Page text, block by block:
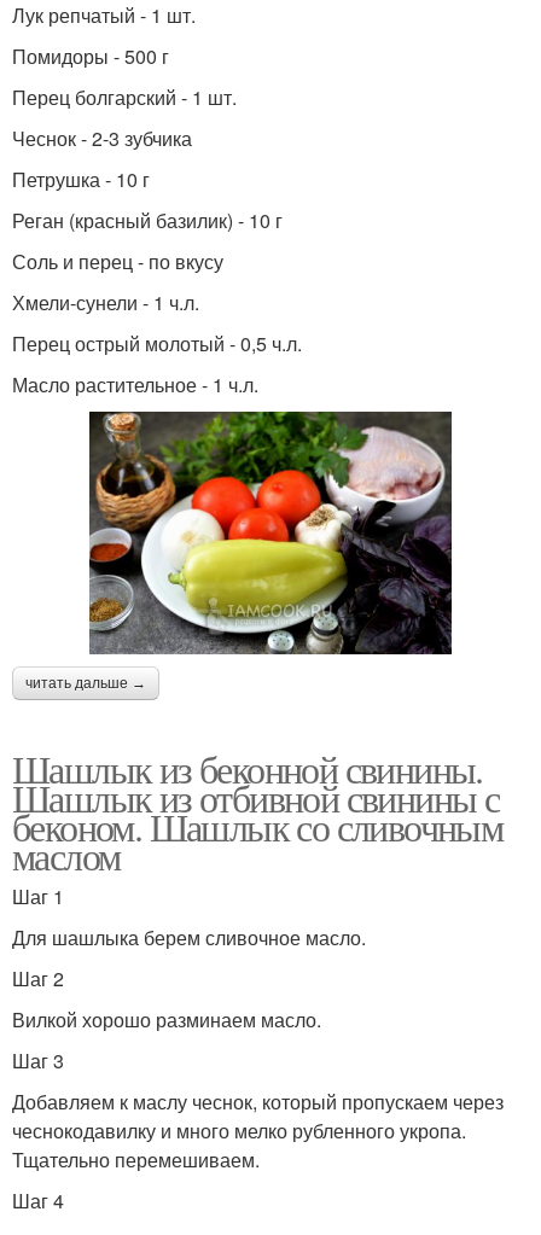
Лук репчатый - 1 шт.
Помидоры - 500 г
Перец болгарский - 1 шт.
Чеснок - 2-3 зубчика
Петрушка - 10 г
Реган (красный базилик) - 10 г
Соль и перец - по вкусу
Хмели-сунели - 1 ч.л.
Перец острый молотый - 0,5 ч.л.
Масло растительное - 1 ч.л.
читать дальше →
Шашлык из беконной свинины.
Шашлык из отбивной свинины с
беконом. Шашлык со сливочным
маслом
Шаг 1
Для шашлыка берем сливочное масло.
Шаг 2
Вилкой хорошо разминаем масло.
Шаг 3
Добавляем к маслу чеснок, который пропускаем через
чеснокодавилку и много мелко рубленного укропа.
Тщательно перемешиваем.
Шаг 4